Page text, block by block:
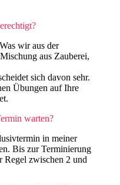
wir aus der
aus Zauberei,
sich davon sehr.
Übungen auf Ihre
warten?
in meiner
Bis zur Terminierung
Regel zwischen 2 und